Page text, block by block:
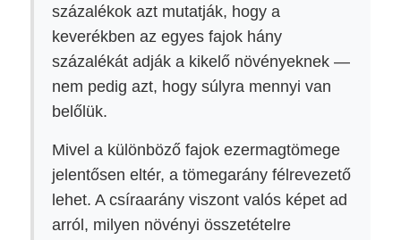
százalékok azt mutatják, hogy a
keverékben az egyes fajok hány
százalékát adják a kikelő növényeknek —
nem pedig azt, hogy súlyra mennyi van
belőlük.
Mivel a különböző fajok ezermagtömege
jelentősen eltér, a tömegarány félrevezető
lehet. A csíraarány viszont valós képet ad
arról, milyen növényi összetételre